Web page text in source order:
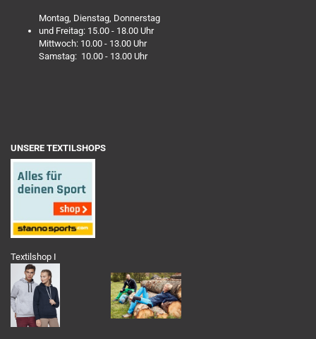
Montag, Dienstag, Donnerstag
und Freitag: 15.00 - 18.00 Uhr
Mittwoch: 10.00 - 13.00 Uhr
Samstag: 10.00 - 13.00 Uhr
UNSERE TEXTILSHOPS
Textilshop I